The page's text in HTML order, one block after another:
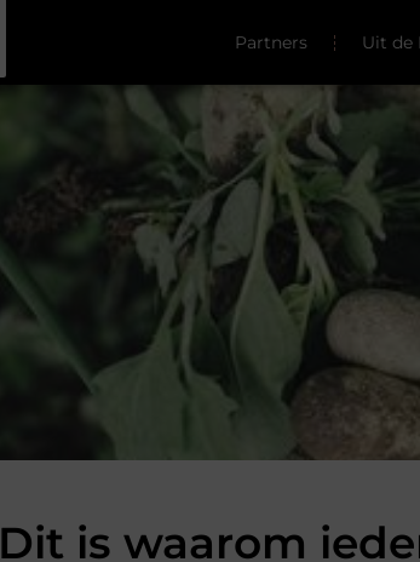
Partners Uit de
Dit is waarom